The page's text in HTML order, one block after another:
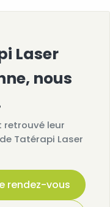
Laser
nous
retrouvé leur
Tatérapi Laser
rendez-vous